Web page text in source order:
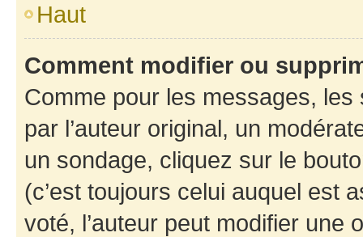
Haut
Comment modifier ou
Comme pour les messages,
par l’auteur original, un
un sondage, cliquez sur le
(c’est toujours celui auquel est
voté, l’auteur peut modifier une